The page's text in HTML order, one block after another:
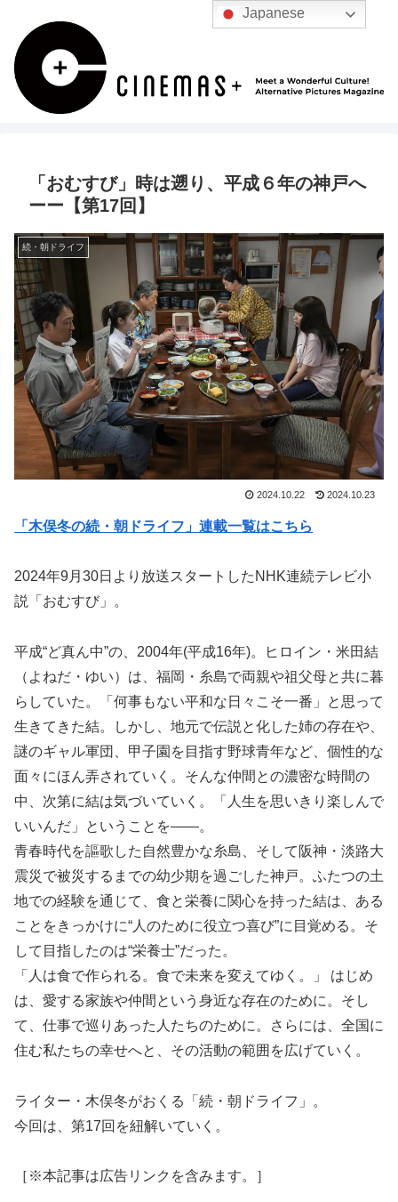
「おむすび」時は遡り、平成６年の神戸へ
ーー【第17回】
続・朝ドライフ
2024.10.22 2024.10.23
「木俣冬の続・朝ドライフ」連載一覧はこちら
2024年9月30日より放送スタートしたNHK連続テレビ小
説「おむすび」。
平成“ど真ん中”の、2004年(平成16年)。ヒロイン・米田結
（よねだ・ゆい）は、福岡・糸島で両親や祖父母と共に暮
らしていた。「何事もない平和な日々こそ一番」と思って
生きてきた結。しかし、地元で伝説と化した姉の存在や、
謎のギャル軍団、甲子園を目指す野球青年など、個性的な
面々にほん弄されていく。そんな仲間との濃密な時間の
中、次第に結は気づいていく。「人生を思いきり楽しんで
いいんだ」ということを――。
青春時代を謳歌した自然豊かな糸島、そして阪神・淡路大
震災で被災するまでの幼少期を過ごした神戸。ふたつの土
地での経験を通じて、食と栄養に関心を持った結は、ある
ことをきっかけに“人のために役立つ喜び”に目覚める。そ
して目指したのは“栄養士”だった。
「人は食で作られる。食で未来を変えてゆく。」 はじめ
は、愛する家族や仲間という身近な存在のために。そし
て、仕事で巡りあった人たちのために。さらには、全国に
住む私たちの幸せへと、その活動の範囲を広げていく。
ライター・木俣冬がおくる「続・朝ドライフ」。
今回は、第17回を紐解いていく。
［※本記事は広告リンクを含みます。］
Japanese